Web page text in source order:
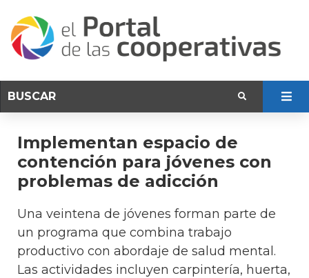
Implementan espacio de
contención para jóvenes con
problemas de adicción
Una veintena de jóvenes forman parte de
un programa que combina trabajo
productivo con abordaje de salud mental.
Las actividades incluyen carpintería, huerta,